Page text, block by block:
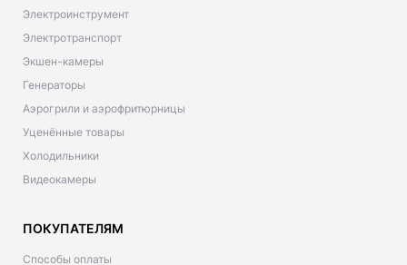
Электроинструмент
Электротранспорт
Экшен-камеры
Генераторы
Аэрогрили и аэрофритюрницы
Уценённые товары
Холодильники
Видеокамеры
ПОКУПАТЕЛЯМ
Способы оплаты